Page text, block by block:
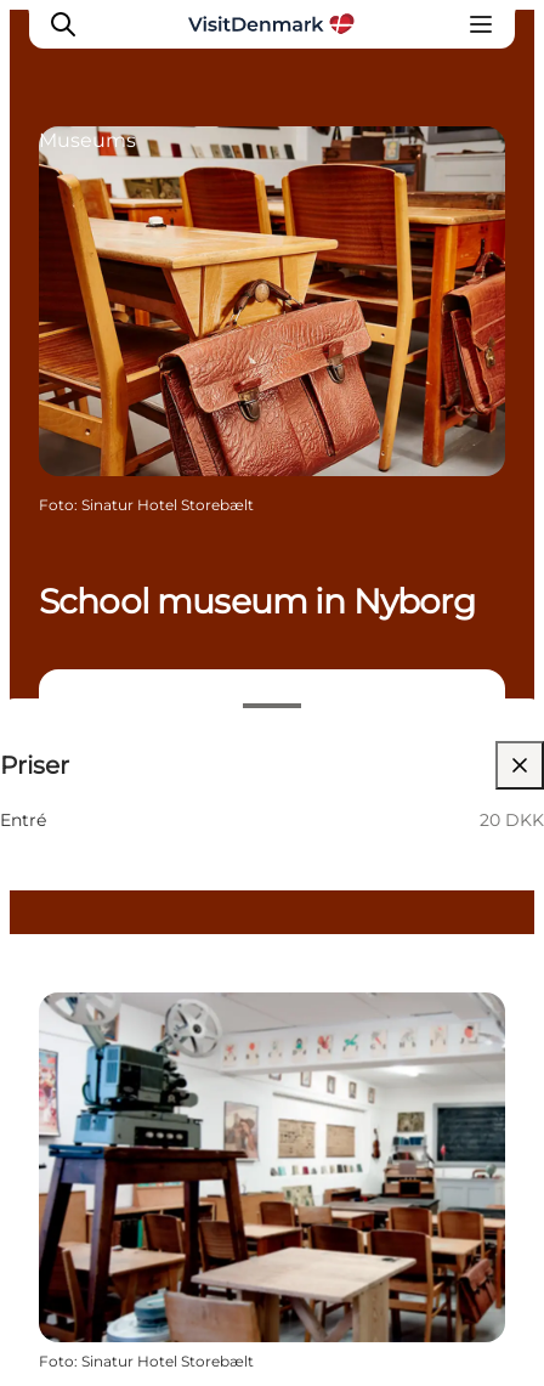
Inspiration
Resmål
Aktiviteter
Övernatta
Planera resan
School museum in Nyborg
Priser
Entré 20 DKK
Children, Friends, My partner, Myself, My business
Museums
Foto: Sinatur Hotel Storebælt
Foto: Sinatur Hotel Storebælt